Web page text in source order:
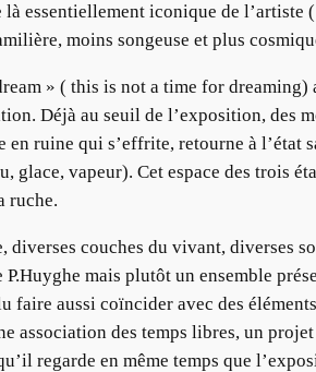
essentiellement iconique de l’artiste
moins songeuse et plus
» ( this is not a time for
Déjà au seuil de l’exposition, des
en ruine qui s’effrite, retourne à
glace, vapeur). Cet espace des trois
ruche.
couches du vivant, diverses
mais plutôt un ensemble
faire aussi coïncider avec des
association des temps libres, un
regarde en même temps que